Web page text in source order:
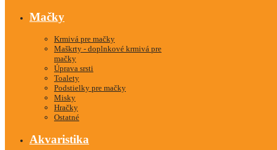
Mačky
Krmivá pre mačky
Maškrty - doplnkové krmivá pre
mačky
Úprava srsti
Toalety
Podstielky pre mačky
Misky
Hračky
Ostatné
Akvaristika